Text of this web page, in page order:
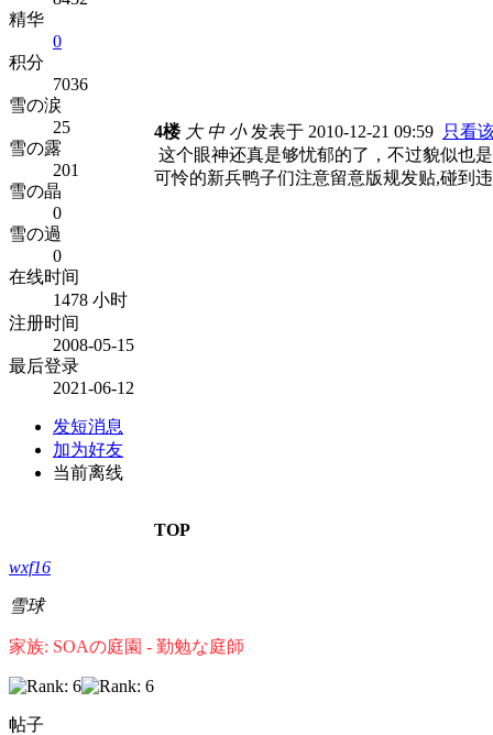
精华
0
积分
7036
雪の涙
25
雪の露
201
雪の晶
0
雪の過
0
在线时间
1478 小时
注册时间
2008-05-15
最后登录
2021-06-12
发短消息
加为好友
当前离线
4楼 大 中 小发表于 2010-12-21 09:59 只看
这个眼神还真是够忧郁的了，不过貌似也
可怜的新兵鸭子们注意留意版规发贴,碰到
TOP
wxf16
雪球
家族: SOAの庭園 - 勤勉な庭師
帖子